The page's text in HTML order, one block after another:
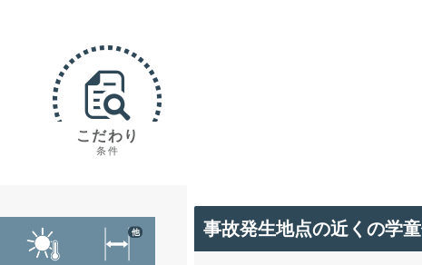
こだわり
条件
他 事故発生地点の近くの学